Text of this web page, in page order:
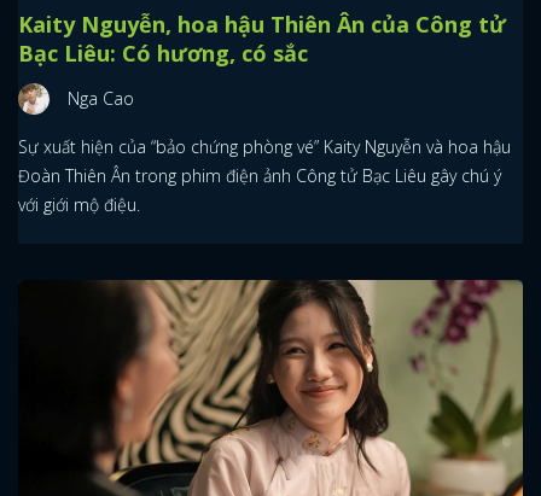
Kaity Nguyễn, hoa hậu Thiên Ân của Công tử
Bạc Liêu: Có hương, có sắc
Nga Cao
Sự xuất hiện của “bảo chứng phòng vé” Kaity Nguyễn và hoa hậu
Đoàn Thiên Ân trong phim điện ảnh Công tử Bạc Liêu gây chú ý
với giới mộ điệu.